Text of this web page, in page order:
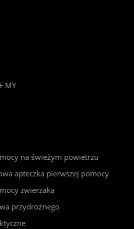
MY
na świeżym powietrzu
apteczka pierwszej pomocy
zwierzaka
przydrożnego